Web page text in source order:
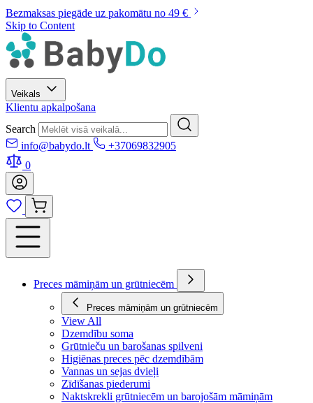
Bezmaksas piegāde uz pakomātu no 49 €
Skip to Content
Veikals
Klientu apkalpošana
Search
info@babydo.lt
+37069832905
0
Preces māmiņām un grūtniecēm
Preces māmiņām un grūtniecēm
View All
Dzemdību soma
Grūtnieču un barošanas spilveni
Higiēnas preces pēc dzemdībām
Vannas un sejas dvieļi
Zīdīšanas piederumi
Naktskrekli grūtniecēm un barojošām māmiņām